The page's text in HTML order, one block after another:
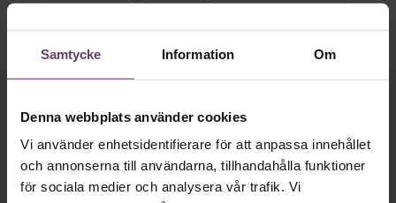
Samtycke Information Om
Denna webbplats använder cookies
Vi använder enhetsidentifierare för att anpassa innehållet
och annonserna till användarna, tillhandahålla funktioner
för sociala medier och analysera vår trafik. Vi
toppcheferna?
Kommunikation
Text:Fredrik Kullberg
Publicerad2026-08-07